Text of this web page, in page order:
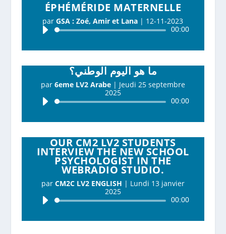
ÉPHÉMÉRIDE MATERNELLE
parGSA : Zoé, Amir et Lana | 12-11-2023
Lecteur
00:00
ما هو اليوم الوطني؟
par 6eme LV2 Arabe| Jeudi 25 septembre
2025
Lecteur
00:00
OUR CM2 LV2 STUDENTS
INTERVIEW THE NEW SCHOOL
PSYCHOLOGIST IN THE
WEBRADIO STUDIO.
par CM2C LV2 ENGLISH | Lundi 13 janvier
2025
Lecteur
00:00